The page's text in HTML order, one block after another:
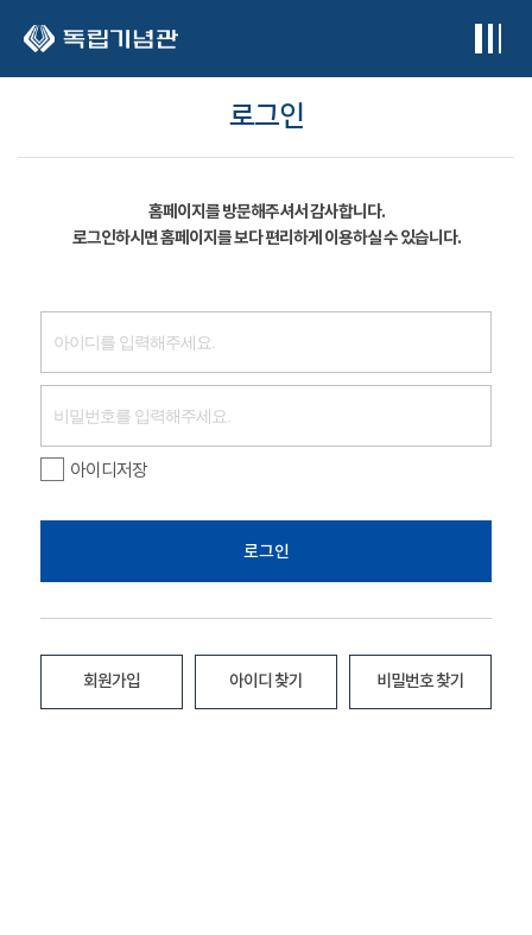
로그인
홈페이지를 방문해주셔서 감사합니다.
로그인하시면 홈페이지를 보다 편리하게 이용하실 수 있습니다.
아이디저장
로그인
회원가입 아이디 찾기 비밀번호 찾기